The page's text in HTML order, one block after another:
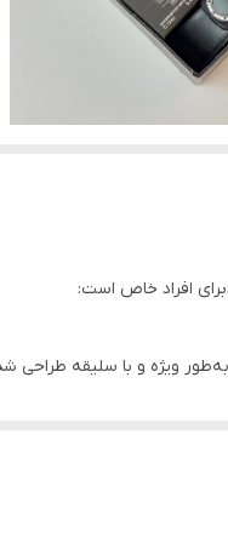
افراد خاص است:
ویژه و با سلیقه طراحی
ویژه انتخاب شده تا
دوام و راحتی را در کنار